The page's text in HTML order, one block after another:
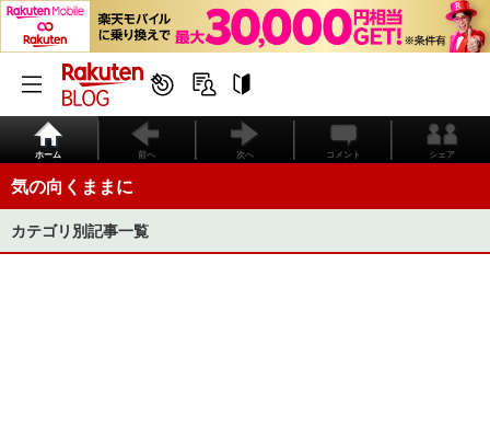
ホーム 前へ 次へ コメント シェア
気の向くままに
カテゴリ別記事一覧